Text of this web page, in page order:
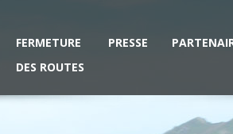
FERMETURE
DES ROUTES
PRESSE